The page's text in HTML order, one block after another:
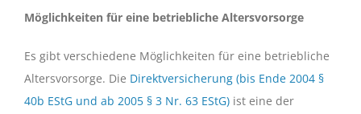
Möglichkeiten für eine betriebliche Altersvorsorge
Es gibt verschiedene Möglichkeiten für eine betriebliche
Altersvorsorge. Die Direktversicherung (bis Ende 2004 §
40b EStG und ab 2005 § 3 Nr. 63 EStG) ist eine der